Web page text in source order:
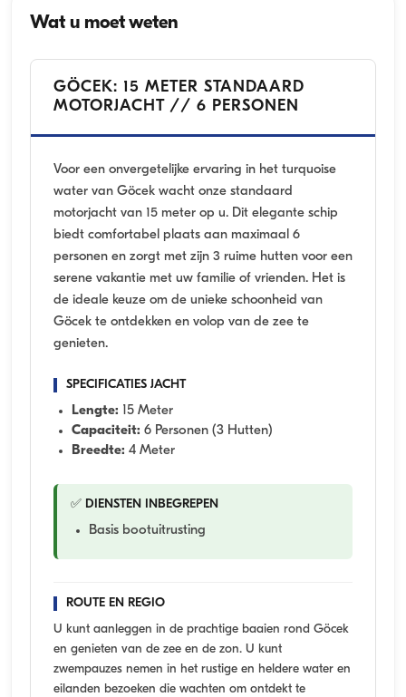
Wat u moet weten
GÖCEK: 15 METER STANDAARD
MOTORJACHT // 6 PERSONEN
Voor een onvergetelijke ervaring in het turquoise
water van Göcek wacht onze standaard
motorjacht van 15 meter op u. Dit elegante schip
biedt comfortabel plaats aan maximaal 6
personen en zorgt met zijn 3 ruime hutten voor een
serene vakantie met uw familie of vrienden. Het is
de ideale keuze om de unieke schoonheid van
Göcek te ontdekken en volop van de zee te
genieten.
SPECIFICATIES JACHT
Lengte: 15 Meter
Capaciteit: 6 Personen (3 Hutten)
Breedte: 4 Meter
✅ DIENSTEN INBEGREPEN
Basis bootuitrusting
ROUTE EN REGIO
U kunt aanleggen in de prachtige baaien rond Göcek
en genieten van de zee en de zon. U kunt
zwempauzes nemen in het rustige en heldere water en
eilanden bezoeken die wachten om ontdekt te